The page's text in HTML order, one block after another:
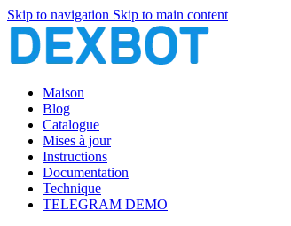
Skip to navigation Skip to main content
Maison
Blog
Catalogue
Mises à jour
Instructions
Documentation
Technique
TELEGRAM DEMO